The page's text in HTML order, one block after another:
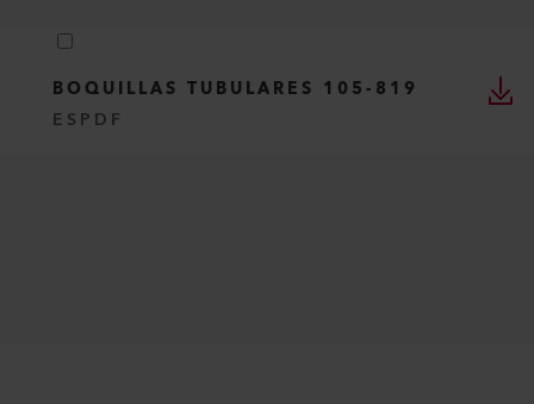
BOQUILLAS TUBULARES 105-819
ES PDF